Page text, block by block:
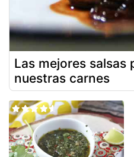
Las mejores salsas
nuestras carnes